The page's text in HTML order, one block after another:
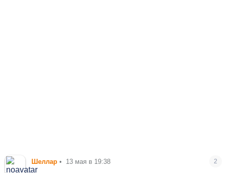
Шеллар • 13 мая в 19:38 2